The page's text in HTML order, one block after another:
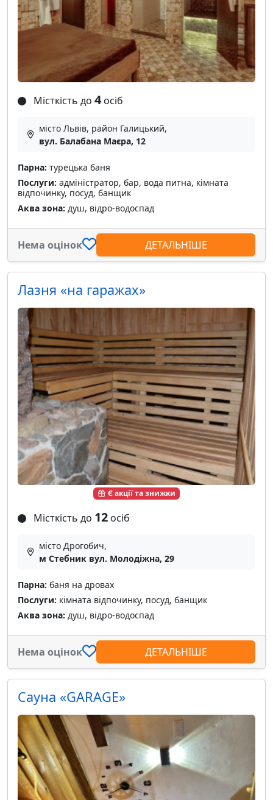
Місткість до 4 осіб
місто Львів, район Галицький,
вул. Балабана Маєра, 12
Парна: турецька баня
Послуги: адміністратор, бар, вода питна, кімната
відпочинку, посуд, банщик
Аква зона: душ, відро-водоспад
Нема оцінок ДЕТАЛЬНІШЕ
Є акції та знижки
Лазня «на гаражах»
Місткість до 12 осіб
місто Дрогобич,
м Стебник вул. Молодіжна, 29
Парна: баня на дровах
Послуги: кімната відпочинку, посуд, банщик
Аква зона: душ, відро-водоспад
Нема оцінок ДЕТАЛЬНІШЕ
Сауна «GARAGE»